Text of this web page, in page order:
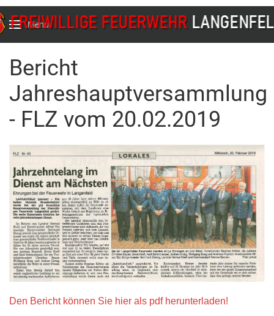
Menu
Bericht
Jahreshauptversammlung
- FLZ vom 20.02.2019
Den Bericht können Sie hier als pdf herunterladen!